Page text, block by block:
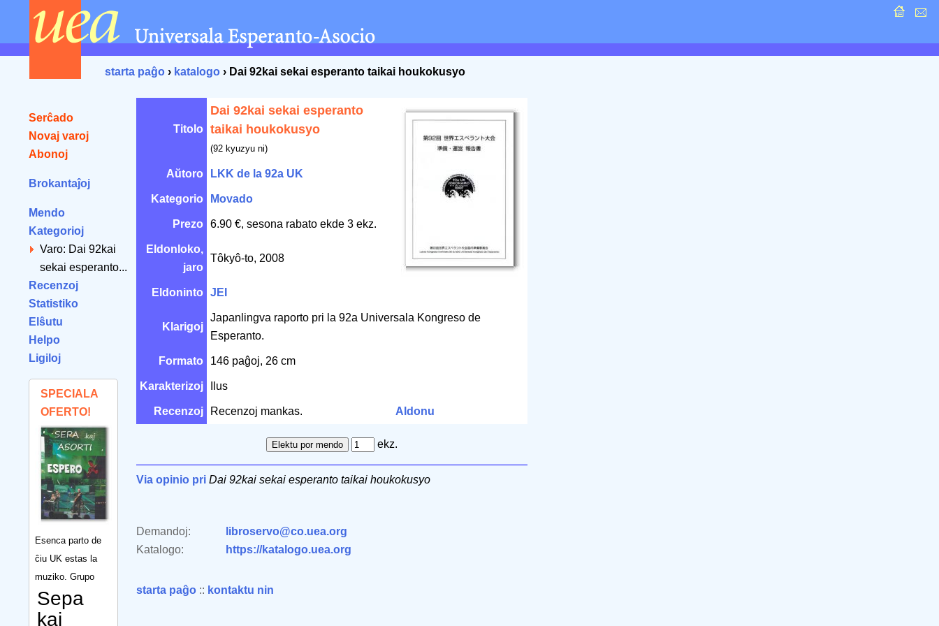
starta paĝo › katalogo › Dai 92kai sekai esperanto taikai houkokusyo
Serĉado
Novaj varoj
Abonoj
Brokantaĵoj
Mendo
Kategorioj
Varo: Dai 92kai
sekai esperanto...
Recenzoj
Statistiko
Elŝutu
Helpo
Ligiloj
SPECIALA
OFERTO!
Esenca parto de
ĉiu UK estas la
muziko. Grupo
Sepa
kaj
Titolo
Dai 92kai sekai esperanto
taikai houkokusyo
(92 kyuzyu ni)
Aŭtoro LKK de la 92a UK
Kategorio Movado
Prezo 6.90 €, sesona rabato ekde 3 ekz.
Eldonloko,
jaro
Tôkyô-to, 2008
Eldoninto JEI
Klarigoj
Japanlingva raporto pri la 92a Universala Kongreso de
Esperanto.
Formato 146 paĝoj, 26 cm
Karakterizoj Ilus
Recenzoj Recenzoj mankas. Aldonu
ekz.
Via opinio pri Dai 92kai sekai esperanto taikai houkokusyo
Demandoj:
libroservo@co.uea.org
Katalogo:
https://katalogo.uea.org
starta paĝo :: kontaktu nin